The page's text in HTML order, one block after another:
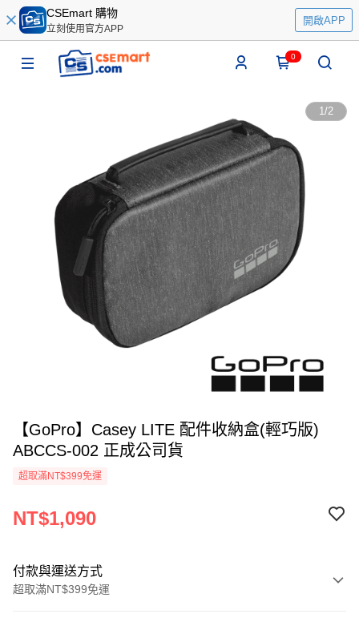
CSEmart 購物
立刻使用官方APP
開啟APP
0
1/2
【GoPro】Casey LITE 配件收納盒(輕巧版)
ABCCS-002 正成公司貨
超取滿NT$399免運
NT$1,090
付款與運送方式
超取滿NT$399免運